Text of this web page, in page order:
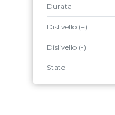
Durata
Dislivello (+)
Dislivello (-)
Stato